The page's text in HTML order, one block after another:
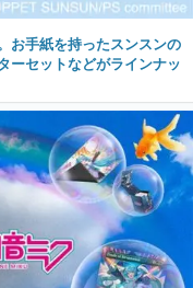
お手紙を持ったスンスンの
ーセットなどがラインナッ